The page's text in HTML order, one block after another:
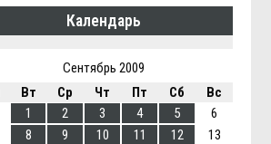
Календарь
Сентябрь 2009
Вт Ср Чт Пт Сб
Вс
1
2 3 4 5
6
8 9 10 11 12
13